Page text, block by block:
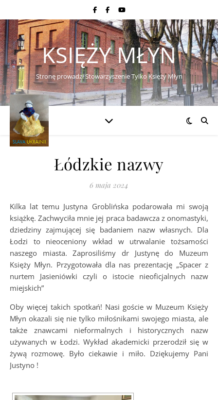
KSIĘŻY MŁYN
Stronę prowadzi Stowarzyszenie Tylko Księży Młyn
Łódzkie nazwy
6 maja 2024
Kilka lat temu Justyna Groblińska podarowała mi swoją
książkę. Zachwyciła mnie jej praca badawcza z onomastyki,
dziedziny zajmującej się badaniem nazw własnych. Dla
Łodzi to nieoceniony wkład w utrwalanie tożsamości
naszego miasta. Zaprosiliśmy dr Justynę do Muzeum
Księży Młyn. Przygotowała dla nas prezentację „Spacer z
nurtem Jasieniówki czyli o istocie nieoficjalnych nazw
miejskich”
Oby więcej takich spotkań! Nasi goście w Muzeum Księży
Młyn okazali się nie tylko miłośnikami swojego miasta, ale
także znawcami nieformalnych i historycznych nazw
używanych w Łodzi. Wykład akademicki przerodził się w
żywą rozmowę. Było ciekawie i miło. Dziękujemy Pani
Justyno !